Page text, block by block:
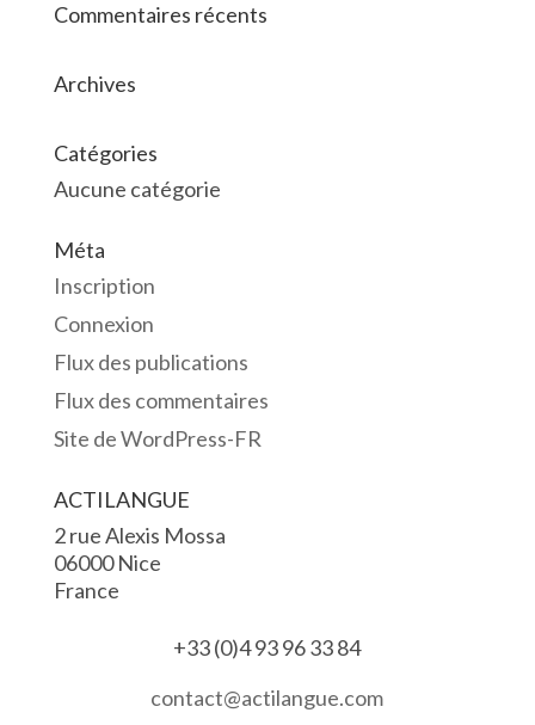
Commentaires récents
Archives
Catégories
Aucune catégorie
Méta
Inscription
Connexion
Flux des publications
Flux des commentaires
Site de WordPress-FR
ACTILANGUE
2 rue Alexis Mossa
06000 Nice
France
+33 (0)4 93 96 33 84
contact@actilangue.com